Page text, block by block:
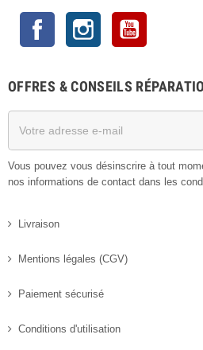
Facebook Instagram
OFFRES & CONSEILS
Vous pouvez vous désinscrire à tout
nos informations de contact dans les
Livraison
Mentions légales (CGV)
Paiement sécurisé
Conditions d'utilisation